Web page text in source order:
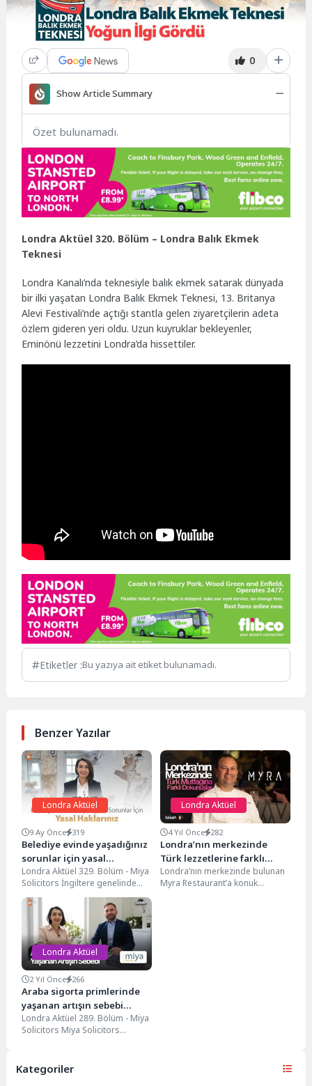
0
Show Article Summary
Özet bulunamadı.
Londra Aktüel 320. Bölüm – Londra Balık Ekmek
Teknesi
Londra Kanalı’nda teknesiyle balık ekmek satarak dünyada
bir ilki yaşatan Londra Balık Ekmek Teknesi, 13. Britanya
Alevi Festivali’nde açtığı stantla gelen ziyaretçilerin adeta
özlem gideren yeri oldu. Uzun kuyruklar bekleyenler,
Eminönü lezzetini Londra’da hissettiler.
Etiketler :Bu yazıya ait etiket bulunamadı.
Benzer Yazılar
Londra Aktüel
9 Ay Önce 319
Belediye evinde yaşadığınız
sorunlar için yasal
haklarınız…
Londra Aktüel 329. Bölüm - Miya
Solicitors İngiltere genelinde
belediye evlerinde yaşayan
kişilerin insani şartlarda...
Londra Aktüel
4 Yıl Önce 282
Londra’nın merkezinde
Türk lezzetlerine farklı
dokunuşlar…
Londra’nın merkezinde bulunan
Myra Restaurant’a konuk
Londra Aktüel
2 Yıl Önce 266
Araba sigorta primlerinde
yaşanan artışın sebebi…
Londra Aktüel 289. Bölüm - Miya
Solicitors Miya Solicitors
Kategoriler